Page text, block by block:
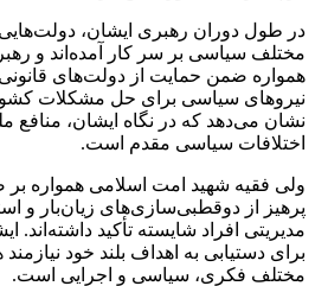
در طول دوران رهبری ایشان،
مختلف سیاسی بر سر کار آمده‌اند و
همواره ضمن حمایت از دولت‌های
نیروهای سیاسی برای حل مشکلات کشور
نشان می‌دهد که در نگاه ایشان، منافع
اختلافات سیاسی مقدم است.
ولی فقیه شهید امت اسلامی همواره
پرهیز از دوقطبی‌سازی‌های زیان‌بار و
مدیریتی افراد شایسته تأکید داشته‌اند.
برای دستیابی به اهداف بلند خود
مختلف فکری، سیاسی و اجرایی است.